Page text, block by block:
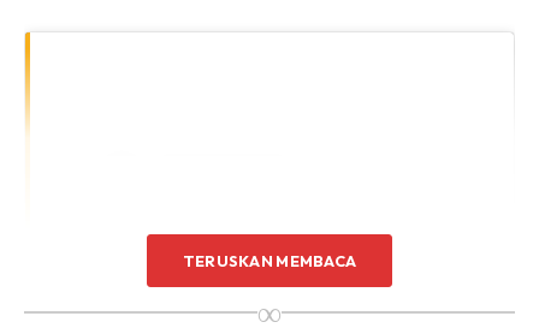
TERUSKAN MEMBACA
∞